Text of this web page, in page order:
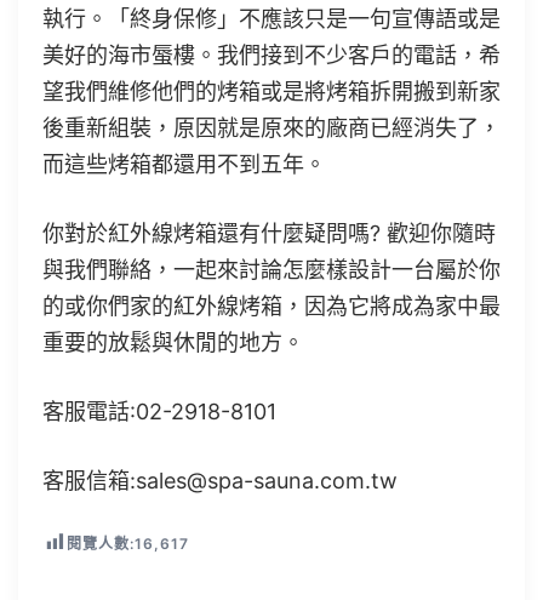
執行。「終身保修」不應該只是一句宣傳語或是
美好的海市蜃樓。我們接到不少客戶的電話，希
望我們維修他們的烤箱或是將烤箱拆開搬到新家
後重新組裝，原因就是原來的廠商已經消失了，
而這些烤箱都還用不到五年。
你對於紅外線烤箱還有什麼疑問嗎? 歡迎你隨時
與我們聯絡，一起來討論怎麼樣設計一台屬於你
的或你們家的紅外線烤箱，因為它將成為家中最
重要的放鬆與休閒的地方。
客服電話:02-2918-8101
客服信箱:sales@spa-sauna.com.tw
閱覽人數:16,617